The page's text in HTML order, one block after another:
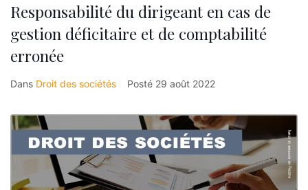
Responsabilité du dirigeant en cas de
gestion déficitaire et de comptabilité
erronée
Dans Droit des sociétés Posté 29 août 2022